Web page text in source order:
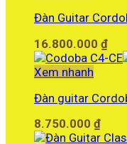
Đàn Guitar
16.800.000 ₫
Xem nhanh
Đàn guitar
8.750.000 ₫